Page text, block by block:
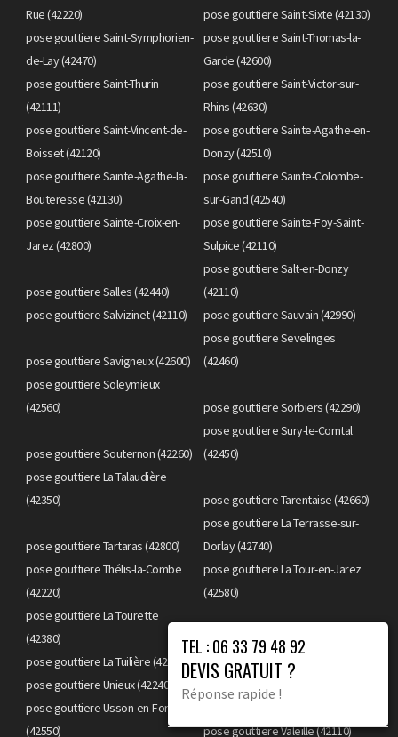
Rue (42220)
pose gouttiere Saint-Sixte (42130)
pose gouttiere Saint-Symphorien-
de-Lay (42470)
pose gouttiere Saint-Thomas-la-
Garde (42600)
pose gouttiere Saint-Thurin
(42111)
pose gouttiere Saint-Victor-sur-
Rhins (42630)
pose gouttiere Saint-Vincent-de-
Boisset (42120)
pose gouttiere Sainte-Agathe-en-
Donzy (42510)
pose gouttiere Sainte-Agathe-la-
Bouteresse (42130)
pose gouttiere Sainte-Colombe-
sur-Gand (42540)
pose gouttiere Sainte-Croix-en-
Jarez (42800)
pose gouttiere Sainte-Foy-Saint-
Sulpice (42110)
pose gouttiere Salles (42440)
pose gouttiere Salt-en-Donzy
(42110)
pose gouttiere Salvizinet (42110)
pose gouttiere Sauvain (42990)
pose gouttiere Savigneux (42600)
pose gouttiere Sevelinges
(42460)
pose gouttiere Soleymieux
(42560)
pose gouttiere Sorbiers (42290)
pose gouttiere Souternon (42260)
pose gouttiere Sury-le-Comtal
(42450)
pose gouttiere La Talaudière
(42350)
pose gouttiere Tarentaise (42660)
pose gouttiere Tartaras (42800)
pose gouttiere La Terrasse-sur-
Dorlay (42740)
pose gouttiere Thélis-la-Combe
(42220)
pose gouttiere La Tour-en-Jarez
(42580)
pose gouttiere La Tourette
(42380)
pose gouttiere Trelins (42130)
pose gouttiere La Tuilière (42830)
pose gouttiere Unias (42210)
pose gouttiere Unieux (42240)
pose gouttiere Usson-en-Forez
(42550)
pose gouttiere Valeille (42110)
TEL : 06 33 79 48 92
DEVIS GRATUIT ?
Réponse rapide !